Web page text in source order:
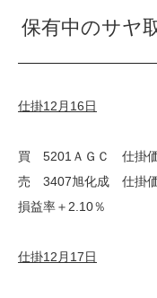
保有中のサヤ
仕掛12月16日
買 5201ＡＧＣ 仕掛
売 3407旭化成 仕掛
損益率＋2.10％
仕掛12月17日